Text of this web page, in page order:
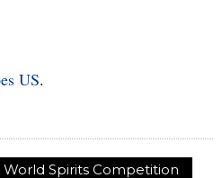
US.
World Spirits Competition